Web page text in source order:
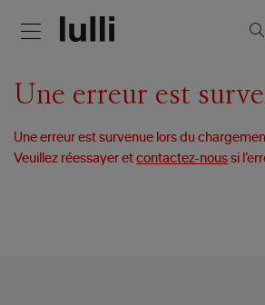
Une erreur est
Une erreur est survenue lors du
Veuillez réessayer etcontactez-nous si